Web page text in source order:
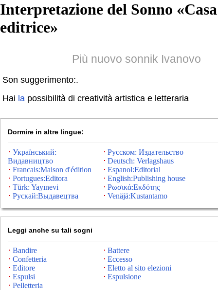
Interpretazione del Sonno «Casa
editrice»
Più nuovo sonnik Ivanovo
Son suggerimento:.
Hai la possibilità di creatività artistica e letteraria
Dormire in altre lingue:
Український:
Видавництво
Русском: Издательство
Deutsch: Verlagshaus
Francais:Maison d'édition
Espanol:Editorial
Portugues:Editora
English:Publishing house
Türk: Yayınevi
Ρωσικά:Εκδότης
Рускай:Выдавецтва
Venäjä:Kustantamo
Leggi anche su tali sogni
Bandire
Battere
Confetteria
Eccesso
Editore
Eletto al sito elezioni
Espulsi
Espulsione
Pelletteria